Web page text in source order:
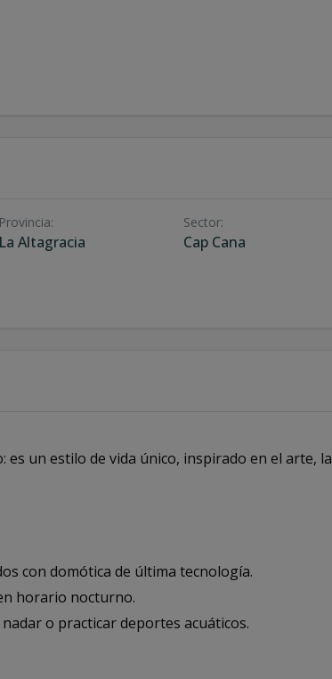
Provincia:
La Altagracia
Sector:
Cap Cana
un estilo de vida único, inspirado en el arte, la
con domótica de última tecnología.
horario nocturno.
o practicar deportes acuáticos.